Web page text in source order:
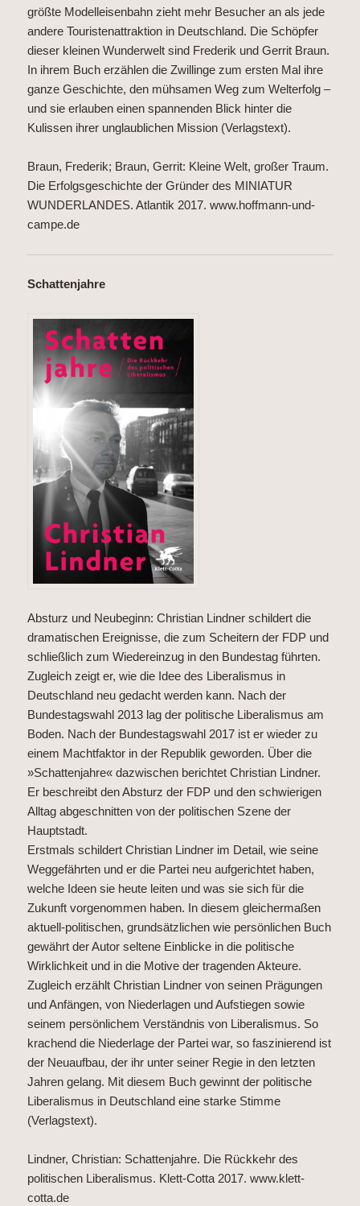
größte Modelleisenbahn zieht mehr Besucher an als jede
andere Touristenattraktion in Deutschland. Die Schöpfer
dieser kleinen Wunderwelt sind Frederik und Gerrit Braun.
In ihrem Buch erzählen die Zwillinge zum ersten Mal ihre
ganze Geschichte, den mühsamen Weg zum Welterfolg –
und sie erlauben einen spannenden Blick hinter die
Kulissen ihrer unglaublichen Mission (Verlagstext).
Braun, Frederik; Braun, Gerrit: Kleine Welt, großer Traum.
Die Erfolgsgeschichte der Gründer des MINIATUR
WUNDERLANDES. Atlantik 2017.www.hoffmann-und-
campe.de
Schattenjahre
Absturz und Neubeginn: Christian Lindner schildert die
dramatischen Ereignisse, die zum Scheitern der FDP und
schließlich zum Wiedereinzug in den Bundestag führten.
Zugleich zeigt er, wie die Idee des Liberalismus in
Deutschland neu gedacht werden kann. Nach der
Bundestagswahl 2013 lag der politische Liberalismus am
Boden. Nach der Bundestagswahl 2017 ist er wieder zu
einem Machtfaktor in der Republik geworden. Über die
»Schattenjahre« dazwischen berichtet Christian Lindner.
Er beschreibt den Absturz der FDP und den schwierigen
Alltag abgeschnitten von der politischen Szene der
Hauptstadt.
Erstmals schildert Christian Lindner im Detail, wie seine
Weggefährten und er die Partei neu aufgerichtet haben,
welche Ideen sie heute leiten und was sie sich für die
Zukunft vorgenommen haben. In diesem gleichermaßen
aktuell-politischen, grundsätzlichen wie persönlichen Buch
gewährt der Autor seltene Einblicke in die politische
Wirklichkeit und in die Motive der tragenden Akteure.
Zugleich erzählt Christian Lindner von seinen Prägungen
und Anfängen, von Niederlagen und Aufstiegen sowie
seinem persönlichem Verständnis von Liberalismus. So
krachend die Niederlage der Partei war, so faszinierend ist
der Neuaufbau, der ihr unter seiner Regie in den letzten
Jahren gelang. Mit diesem Buch gewinnt der politische
Liberalismus in Deutschland eine starke Stimme
(Verlagstext).
Lindner, Christian: Schattenjahre. Die Rückkehr des
politischen Liberalismus. Klett-Cotta 2017.www.klett-
cotta.de